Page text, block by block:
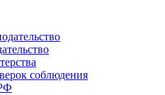
соблюдения